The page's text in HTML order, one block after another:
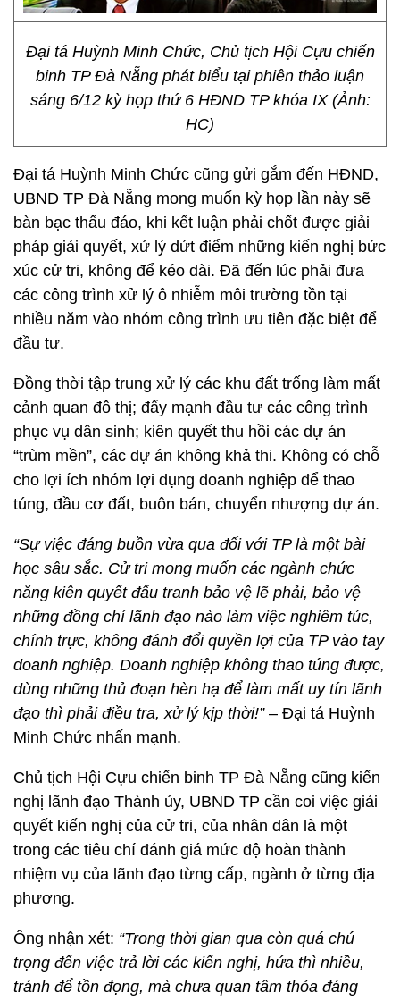
Đại tá Huỳnh Minh Chức, Chủ tịch Hội Cựu chiến
binh TP Đà Nẵng phát biểu tại phiên thảo luận
sáng 6/12 kỳ họp thứ 6 HĐND TP khóa IX (Ảnh:
HC)
Đại tá Huỳnh Minh Chức cũng gửi gắm đến HĐND,
UBND TP Đà Nẵng mong muốn kỳ họp lần này sẽ
bàn bạc thấu đáo, khi kết luận phải chốt được giải
pháp giải quyết, xử lý dứt điểm những kiến nghị bức
xúc cử tri, không để kéo dài. Đã đến lúc phải đưa
các công trình xử lý ô nhiễm môi trường tồn tại
nhiều năm vào nhóm công trình ưu tiên đặc biệt để
đầu tư.
Đồng thời tập trung xử lý các khu đất trống làm mất
cảnh quan đô thị; đẩy mạnh đầu tư các công trình
phục vụ dân sinh; kiên quyết thu hồi các dự án
“trùm mền”, các dự án không khả thi. Không có chỗ
cho lợi ích nhóm lợi dụng doanh nghiệp để thao
túng, đầu cơ đất, buôn bán, chuyển nhượng dự án.
“Sự việc đáng buồn vừa qua đối với TP là một bài
học sâu sắc. Cử tri mong muốn các ngành chức
năng kiên quyết đấu tranh bảo vệ lẽ phải, bảo vệ
những đồng chí lãnh đạo nào làm việc nghiêm túc,
chính trực, không đánh đổi quyền lợi của TP vào tay
doanh nghiệp. Doanh nghiệp không thao túng được,
dùng những thủ đoạn hèn hạ để làm mất uy tín lãnh
đạo thì phải điều tra, xử lý kịp thời!”– Đại tá Huỳnh
Minh Chức nhấn mạnh.
Chủ tịch Hội Cựu chiến binh TP Đà Nẵng cũng kiến
nghị lãnh đạo Thành ủy, UBND TP cần coi việc giải
quyết kiến nghị của cử tri, của nhân dân là một
trong các tiêu chí đánh giá mức độ hoàn thành
nhiệm vụ của lãnh đạo từng cấp, ngành ở từng địa
phương.
Ông nhận xét: “Trong thời gian qua còn quá chú
trọng đến việc trả lời các kiến nghị, hứa thì nhiều,
tránh để tồn đọng, mà chưa quan tâm thỏa đáng